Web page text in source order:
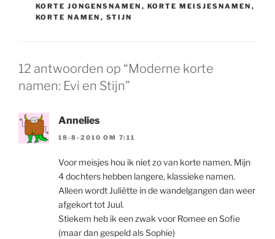
KORTE JONGENSNAMEN , KORTE MEISJESNAMEN ,
KORTE NAMEN , STIJN
12 antwoorden op “Moderne korte
namen: Evi en Stijn”
Annelies
18-8-2010 OM 7:11
Voor meisjes hou ik niet zo van korte namen. Mijn
4 dochters hebben langere, klassieke namen.
Alleen wordt Juliëtte in de wandelgangen dan weer
afgekort tot Juul.
Stiekem heb ik een zwak voor Romee en Sofie
(maar dan gespeld als Sophie)